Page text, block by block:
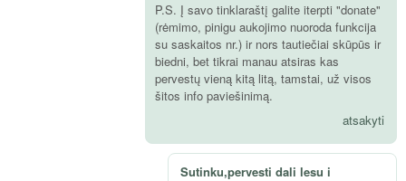
P.S. Į savo tinklaraštį galite iterpti "donate"
(rėmimo, pinigu aukojimo nuoroda funkcija
su saskaitos nr.) ir nors tautiečiai skūpūs ir
biedni, bet tikrai manau atsiras kas
pervestų vieną kitą litą, tamstai, už visos
šitos info paviešinimą.
atsakyti
Sutinku,pervesti dali lesu i